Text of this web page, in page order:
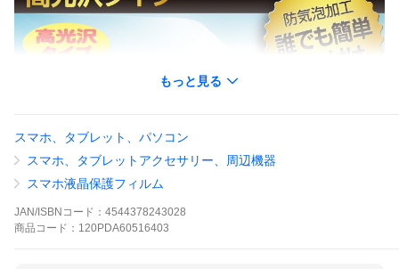
もっと見る
スマホ、タブレット、パソコン
スマホ、タブレットアクセサリー、周辺機器
スマホ液晶保護フィルム
JAN/ISBNコード： 4544378243028
商品 コード： 120PDA60516403